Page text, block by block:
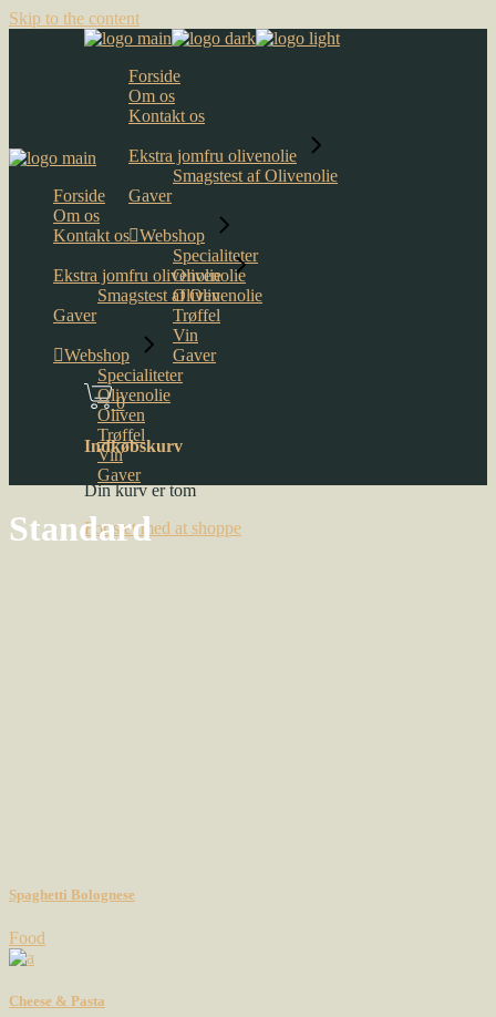
Skip to the content
Forside
Om os
Kontakt os
Ekstra jomfru olivenolie
Smagstest af Olivenolie
Gaver
Webshop
Specialiteter
Olivenolie
Oliven
Trøffel
Vin
Gaver
0
Indkøbskurv
Din kurv er tom
Fortsæt med at shoppe
Forside
Om os
Kontakt os
Ekstra jomfru olivenolie
Smagstest af Olivenolie
Gaver
Webshop
Specialiteter
Olivenolie
Oliven
Trøffel
Vin
Gaver
Standard
Spaghetti Bolognese
Food
Cheese & Pasta